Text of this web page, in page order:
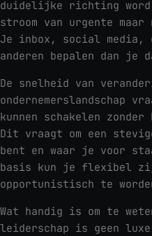
duidelijke richting word
stroom van urgente
Je inbox, social media,
anderen bepalen dan
De snelheid van
ondernemerslandschap
kunnen schakelen
Dit vraagt om een
bent en waar je voor
basis kun je flexibel
opportunistisch te
Wat handig is om te
leiderschap is geen luxe